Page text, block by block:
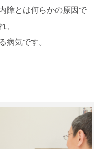
障とは何らかの原因で
病気です。